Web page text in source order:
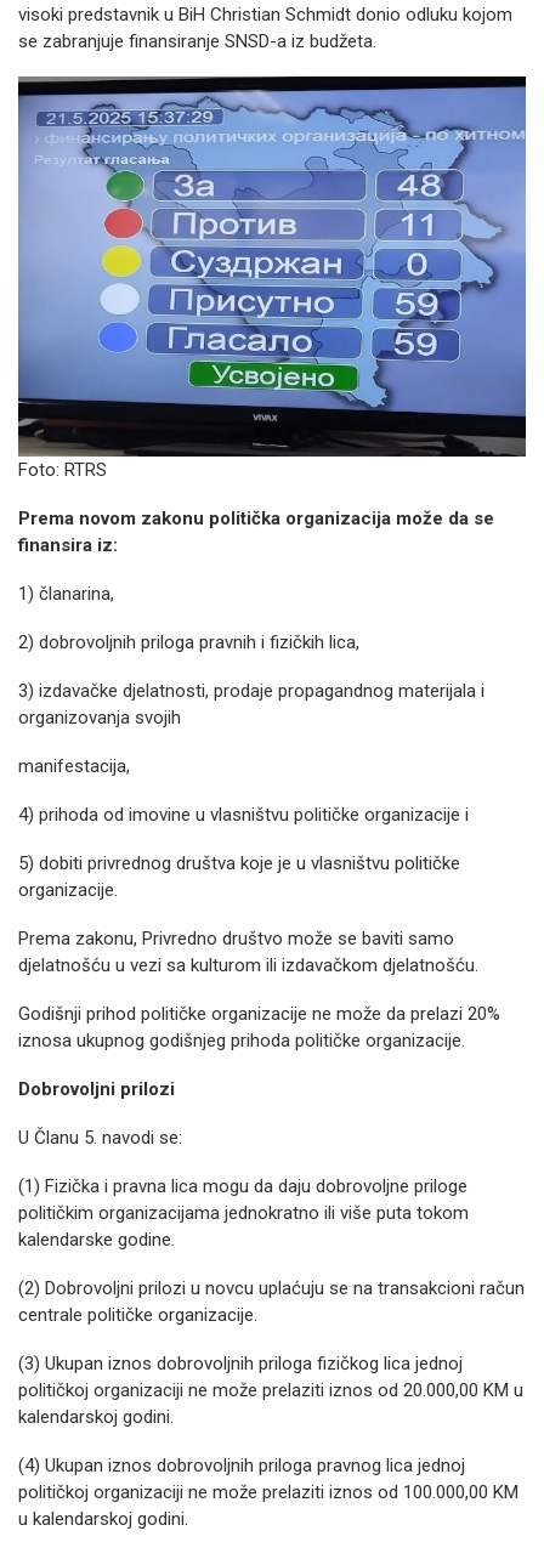
visoki predstavnik u BiH Christian Schmidt donio odluku kojom
se zabranjuje finansiranje SNSD-a iz budžeta.
Foto: RTRS
Prema novom zakonu politička organizacija može da se
finansira iz:
1) članarina,
2) dobrovoljnih priloga pravnih i fizičkih lica,
3) izdavačke djelatnosti, prodaje propagandnog materijala i
organizovanja svojih
manifestacija,
4) prihoda od imovine u vlasništvu političke organizacije i
5) dobiti privrednog društva koje je u vlasništvu političke
organizacije.
Prema zakonu, Privredno društvo može se baviti samo
djelatnošću u vezi sa kulturom ili izdavačkom djelatnošću.
Godišnji prihod političke organizacije ne može da prelazi 20%
iznosa ukupnog godišnjeg prihoda političke organizacije.
Dobrovoljni prilozi
U Članu 5. navodi se:
(1) Fizička i pravna lica mogu da daju dobrovoljne priloge
političkim organizacijama jednokratno ili više puta tokom
kalendarske godine.
(2) Dobrovoljni prilozi u novcu uplaćuju se na transakcioni račun
centrale političke organizacije.
(3) Ukupan iznos dobrovoljnih priloga fizičkog lica jednoj
političkoj organizaciji ne može prelaziti iznos od 20.000,00 KM u
kalendarskoj godini.
(4) Ukupan iznos dobrovoljnih priloga pravnog lica jednoj
političkoj organizaciji ne može prelaziti iznos od 100.000,00 KM
u kalendarskoj godini.